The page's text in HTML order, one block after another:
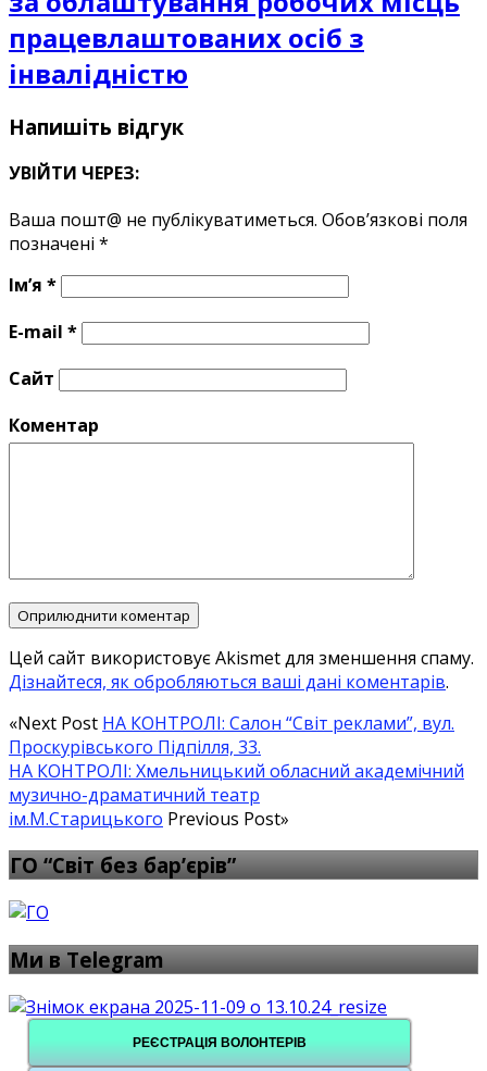
працевлаштованих осіб з
інвалідністю
Напишіть відгук
УВІЙТИ ЧЕРЕЗ:
Ваша пошт@ не публікуватиметься. Обов’язкові поля
позначені *
Ім’я *
E-mail *
Сайт
Коментар
Цей сайт використовує Akismet для зменшення спаму.
Дізнайтеся, як обробляються ваші дані коментарів.
«Next Post НА КОНТРОЛІ: Салон “Світ реклами”, вул.
Проскурівського Підпілля, 33.
НА КОНТРОЛІ: Хмельницький обласний академічний
музично-драматичний театр
ім.М.Старицького Previous Post»
ГО “Світ без бар’єрів”
Ми в Telegram
РЕЄСТРАЦІЯ ВОЛОНТЕРІВ